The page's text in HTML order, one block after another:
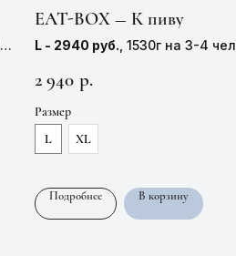
EAT-BOX — К пиву
L - 2940 руб. , 1530г на 3-4 чел
2 940 р.
Размер
L
XL
Подробнее В корзину